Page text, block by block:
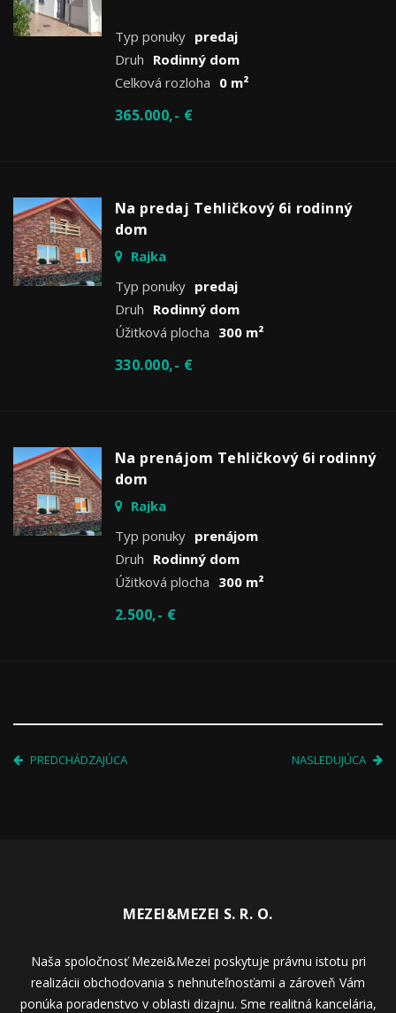
Typ ponuky predaj
Druh Rodinný dom
Celková rozloha 0 m²
365.000,- €
Na predaj Tehličkový 6i rodinný
dom
Rajka
Typ ponuky predaj
Druh Rodinný dom
Úžitková plocha 300 m²
330.000,- €
Na prenájom Tehličkový 6i rodinný
dom
Rajka
Typ ponuky prenájom
Druh Rodinný dom
Úžitková plocha 300 m²
2.500,- €
PREDCHÁDZAJÚCA NASLEDUJÚCA
MEZEI&MEZEI S. R. O.
Naša spoločnosť Mezei&Mezei poskytuje právnu istotu pri
realizácii obchodovania s nehnuteľnosťami a zároveň Vám
ponúka poradenstvo v oblasti dizajnu. Sme realitná kancelária,